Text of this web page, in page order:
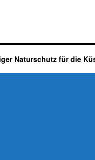
Naturschutz für die